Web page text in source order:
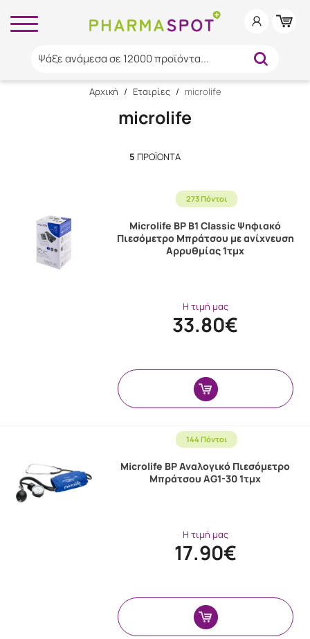
Ψάξε ανάμεσα σε 12000 προϊόντα...
Αρχική / Εταιρίες / microlife
microlife
5 ΠΡΟΪΌΝΤΑ
273 Πόντοι
Microlife BP B1 Classic Ψηφιακό
Πιεσόμετρο Μπράτσου με ανίχνευση
Αρρυθμίας 1τμχ
Η τιμή μας
33.80€
144 Πόντοι
Microlife BP Αναλογικό Πιεσόμετρο
Μπράτσου AG1-30 1τμχ
Η τιμή μας
17.90€